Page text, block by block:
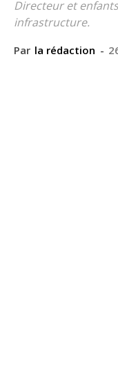
Directeur et
infrastructure.
Par la rédaction -